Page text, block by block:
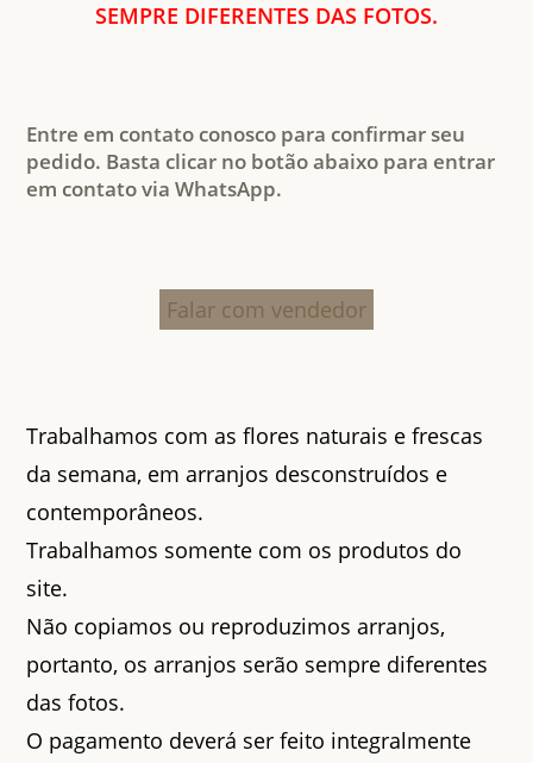
SEMPRE DIFERENTES DAS FOTOS.
Entre em contato conosco para confirmar seu
pedido. Basta clicar no botão abaixo para entrar
em contato via WhatsApp.
Falar com vendedor
Trabalhamos com as flores naturais e frescas
da semana, em arranjos desconstruídos e
contemporâneos.
Trabalhamos somente com os produtos do
site.
Não copiamos ou reproduzimos arranjos,
portanto, os arranjos serão sempre diferentes
das fotos.
O pagamento deverá ser feito integralmente